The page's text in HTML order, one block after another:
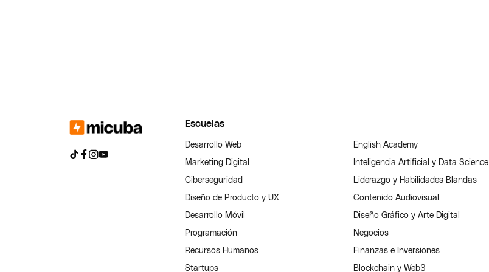
Escuelas
Desarrollo Web
English Academy
Marketing Digital
Inteligencia Artificial y Data Science
Ciberseguridad
Liderazgo y Habilidades Blandas
Diseño de Producto y UX
Contenido Audiovisual
Desarrollo Móvil
Diseño Gráfico y Arte Digital
Programación
Negocios
Recursos Humanos
Finanzas e Inversiones
Startups
Blockchain y Web3